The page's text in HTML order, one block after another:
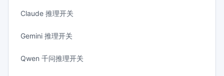
Claude 推理开关
Gemini 推理开关
Qwen 千问推理开关